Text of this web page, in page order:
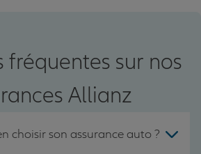
fréquentes sur nos
Allianz
choisir son assurance auto ?